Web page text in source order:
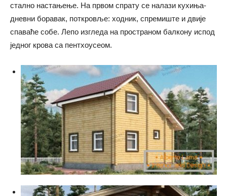
стално настањење. На првом спрату се налази кухиња-
дневни боравак, поткровље: ходник, спремиште и двије
спаваће собе. Лепо изгледа на пространом балкону испод
једног крова са пентхоусеом.